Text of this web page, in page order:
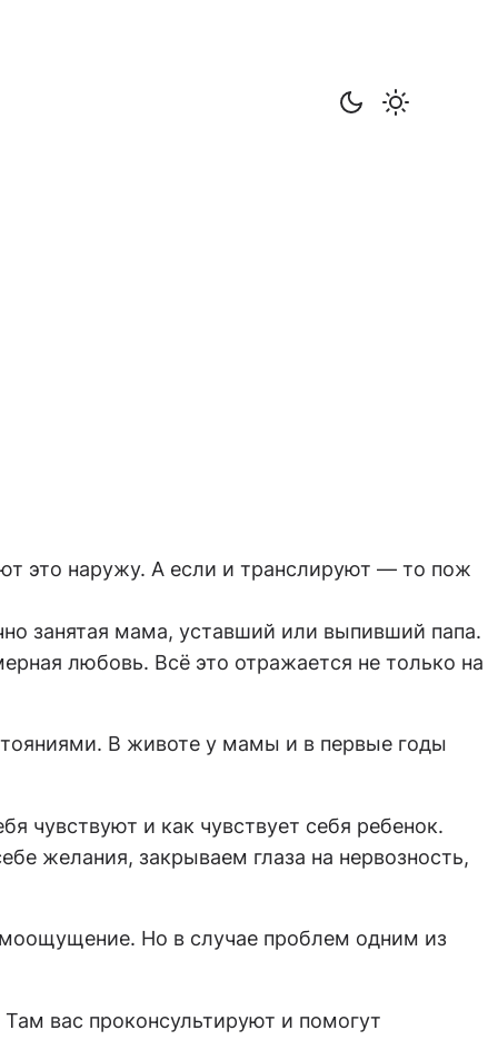
это наружу. А если и транслируют — то пож
занятая мама, уставший или выпивший папа.
любовь. Всё это отражается не только на
В животе у мамы и в первые годы
чувствуют и как чувствует себя ребенок.
желания, закрываем глаза на нервозность,
Но в случае проблем одним из
вас проконсультируют и помогут